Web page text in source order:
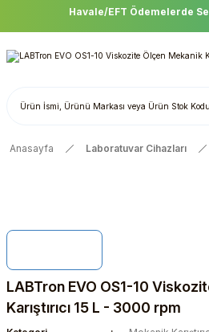
Havale/EFT Ödemelerde
Anasayfa Laboratuvar Cihazları
LABTron EVO OS1-10
Karıştırıcı 15 L - 3000 rpm